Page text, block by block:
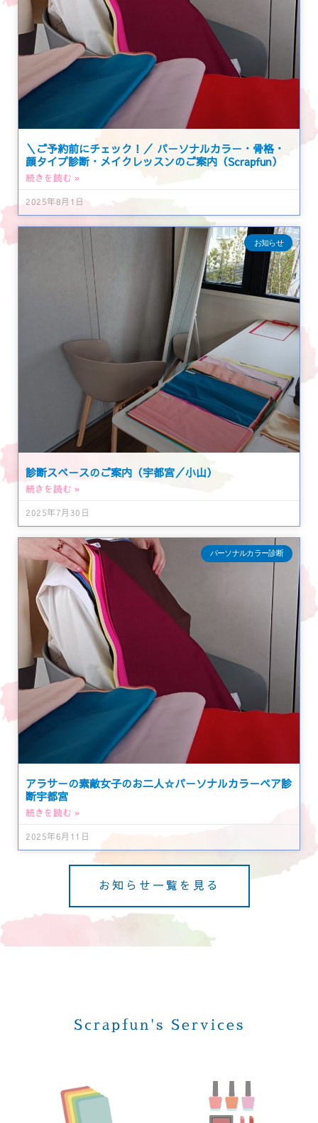
＼ご予約前にチェック！／ パーソナルカラー・骨格・
顔タイプ診断・メイクレッスンのご案内（Scrapfun）
続きを読む »
2025年8月1日
お知らせ
診断スペースのご案内（宇都宮／小山）
続きを読む »
2025年7月30日
パーソナルカラー診断
アラサーの素敵女子のお二人☆パーソナルカラーペア診
断宇都宮
続きを読む »
2025年6月11日
お知らせ一覧を見る
Scrapfun's Services